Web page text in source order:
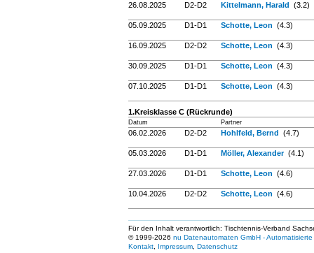
26.08.2025 D2-D2 Kittelmann, Harald (3.2)
05.09.2025 D1-D1 Schotte, Leon (4.3)
16.09.2025 D2-D2 Schotte, Leon (4.3)
30.09.2025 D1-D1 Schotte, Leon (4.3)
07.10.2025 D1-D1 Schotte, Leon (4.3)
1.Kreisklasse C (Rückrunde)
Datum Partner
06.02.2026 D2-D2 Hohlfeld, Bernd (4.7)
05.03.2026 D1-D1 Möller, Alexander (4.1)
27.03.2026 D1-D1 Schotte, Leon (4.6)
10.04.2026 D2-D2 Schotte, Leon (4.6)
Für den Inhalt verantwortlich: Tischtennis-Verband
© 1999-2026 nu Datenautomaten GmbH -
Kontakt
Impressum Datenschutz